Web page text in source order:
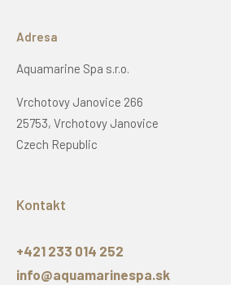
Adresa
Aquamarine Spa s.r.o.
Vrchotovy Janovice 266
25753, Vrchotovy Janovice
Czech Republic
Kontakt
+421 233 014 252
info@aquamarinespa.sk